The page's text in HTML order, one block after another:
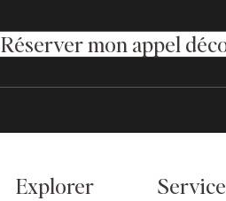
Réserver mon appel
Explorer